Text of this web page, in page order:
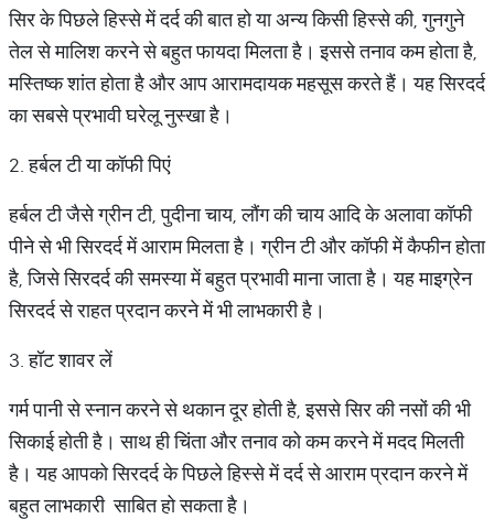
सिर के पिछले हिस्से में दर्द की बात हो या अन्य किसी हिस्से की, गुनगुने
तेल से मालिश करने से बहुत फायदा मिलता है। इससे तनाव कम होता है,
मस्तिष्क शांत होता है और आप आरामदायक महसूस करते हैं। यह सिरदर्द
का सबसे प्रभावी घरेलू नुस्खा है।
2. हर्बल टी या कॉफी पिएं
हर्बल टी जैसे ग्रीन टी, पुदीना चाय, लौंग की चाय आदि के अलावा कॉफी
पीने से भी सिरदर्द में आराम मिलता है। ग्रीन टी और कॉफी में कैफीन होता
है, जिसे सिरदर्द की समस्या में बहुत प्रभावी माना जाता है। यह माइग्रेन
सिरदर्द से राहत प्रदान करने में भी लाभकारी है।
3. हॉट शावर लें
गर्म पानी से स्नान करने से थकान दूर होती है, इससे सिर की नसों की भी
सिकाई होती है। साथ ही चिंता और तनाव को कम करने में मदद मिलती
है। यह आपको सिरदर्द के पिछले हिस्से में दर्द से आराम प्रदान करने में
बहुत लाभकारी साबित हो सकता है।